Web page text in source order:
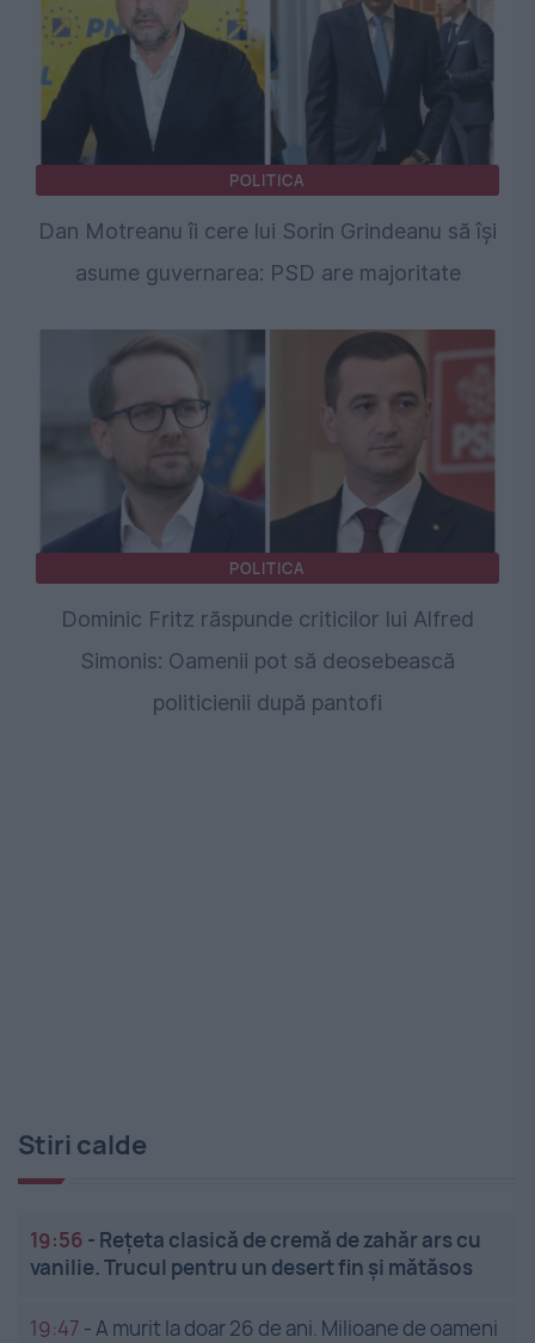
POLITICA
Dan Motreanu îi cere lui Sorin Grindeanu să își
asume guvernarea: PSD are majoritate
POLITICA
Dominic Fritz răspunde criticilor lui Alfred
Simonis: Oamenii pot să deosebească
politicienii după pantofi
Stiri calde
19:56 - Rețeta clasică de cremă de zahăr ars cu
vanilie. Trucul pentru un desert fin și mătăsos
19:47 -A murit la doar 26 de ani. Milioane de oameni